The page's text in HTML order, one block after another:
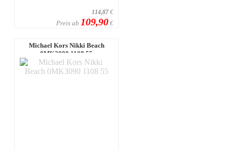
114,87€
Preis ab 109,90 €
Michael Kors Nikki Beach
0MK3090 1108 55